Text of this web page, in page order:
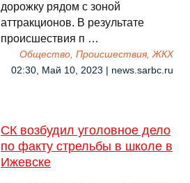
дорожку рядом с зоной
аттракционов. В результате
происшествия п …
Общество, Происшествия, ЖКХ
02:30, Май 10, 2023 | news.sarbc.ru
СК возбудил уголовное дело
по факту стрельбы в школе в
Ижевске